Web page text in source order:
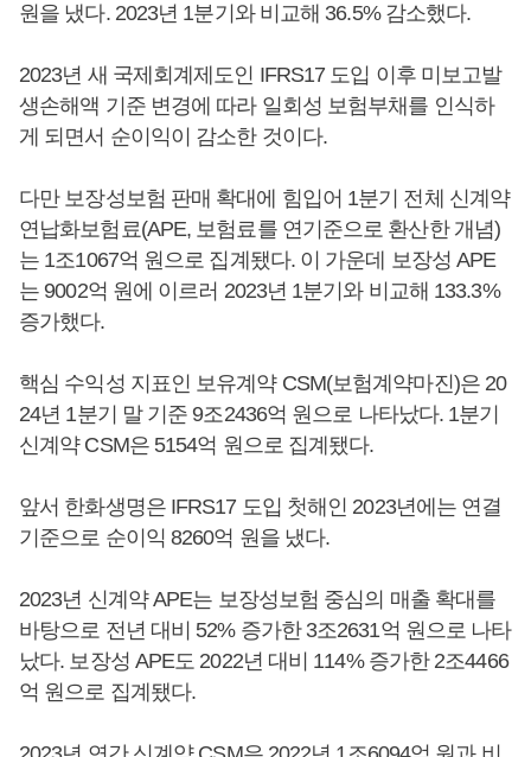
원을 냈다. 2023년 1분기와 비교해 36.5% 감소했다.
2023년 새 국제회계제도인 IFRS17 도입 이후 미보고발
생손해액 기준 변경에 따라 일회성 보험부채를 인식하
게 되면서 순이익이 감소한 것이다.
다만 보장성보험 판매 확대에 힘입어 1분기 전체 신계약
연납화보험료(APE, 보험료를 연기준으로 환산한 개념)
는 1조1067억 원으로 집계됐다. 이 가운데 보장성 APE
는 9002억 원에 이르러 2023년 1분기와 비교해 133.3%
증가했다.
핵심 수익성 지표인 보유계약 CSM(보험계약마진)은 20
24년 1분기 말 기준 9조2436억 원으로 나타났다. 1분기
신계약 CSM은 5154억 원으로 집계됐다.
앞서 한화생명은 IFRS17 도입 첫해인 2023년에는 연결
기준으로 순이익 8260억 원을 냈다.
2023년 신계약 APE는 보장성보험 중심의 매출 확대를
바탕으로 전년 대비 52% 증가한 3조2631억 원으로 나타
났다. 보장성 APE도 2022년 대비 114% 증가한 2조4466
억 원으로 집계됐다.